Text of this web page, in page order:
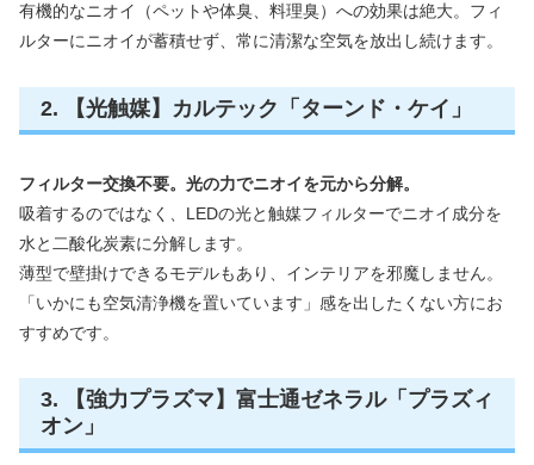
有機的なニオイ（ペットや体臭、料理臭）への効果は絶大。フィ
ルターにニオイが蓄積せず、常に清潔な空気を放出し続けます。
2. 【光触媒】カルテック「ターンド・ケイ」
フィルター交換不要。光の力でニオイを元から分解。
吸着するのではなく、LEDの光と触媒フィルターでニオイ成分を
水と二酸化炭素に分解します。
薄型で壁掛けできるモデルもあり、インテリアを邪魔しません。
「いかにも空気清浄機を置いています」感を出したくない方にお
すすめです。
3. 【強力プラズマ】富士通ゼネラル「プラズィ
オン」